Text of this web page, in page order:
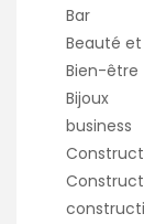
Bar
Beauté et
Bien-être
Bijoux
business